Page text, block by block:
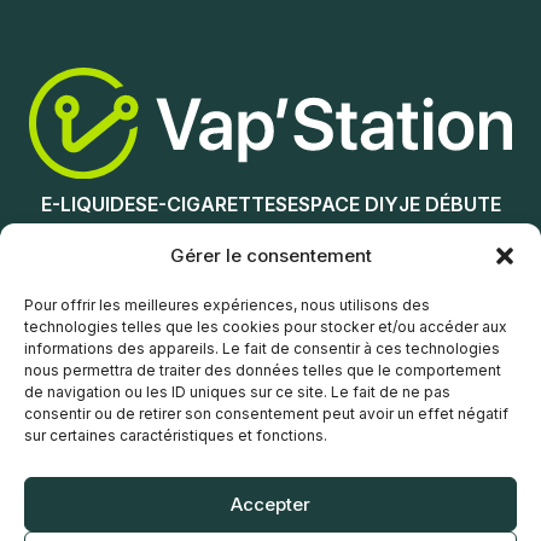
Gérer le consentement
Pour offrir les meilleures expériences, nous utilisons des
technologies telles que les cookies pour stocker et/ou accéder aux
informations des appareils. Le fait de consentir à ces technologies
nous permettra de traiter des données telles que le comportement
de navigation ou les ID uniques sur ce site. Le fait de ne pas
consentir ou de retirer son consentement peut avoir un effet négatif
sur certaines caractéristiques et fonctions.
Accepter
Ajouter au panier
0
3
6
18
Choix des options
E-LIQUIDESE-CIGARETTESESPACE DIYJE DÉBUTE
NOS MAGASINS
Service client
POLITIQUE DE CONFIDENTIALITÉ